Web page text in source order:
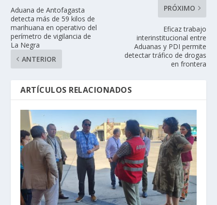
Aduana de Antofagasta
detecta más de 59 kilos de
marihuana en operativo del
perímetro de vigilancia de
La Negra
ANTERIOR
PRÓXIMO
Eficaz trabajo
interinstitucional entre
Aduanas y PDI permite
detectar tráfico de drogas
en frontera
ARTÍCULOS RELACIONADOS